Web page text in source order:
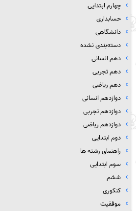
چهارم ابتدایی
حسابداری
دانشگاهی
دسته‌بندی نشده
دهم انسانی
دهم تجربی
دهم ریاضی
دوازدهم انسانی
دوازدهم تجربی
دوازدهم رباضی
دوم ابتدایی
راهنمای رشته ها
سوم ابتدایی
ششم
کنکوری
موفقیت